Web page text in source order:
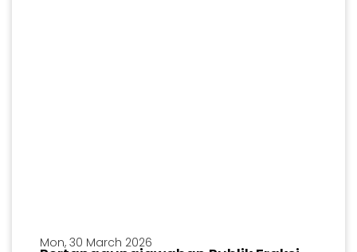
Mon, 30 March 2026